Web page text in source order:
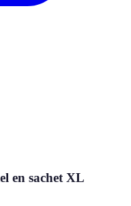
en sachet XL